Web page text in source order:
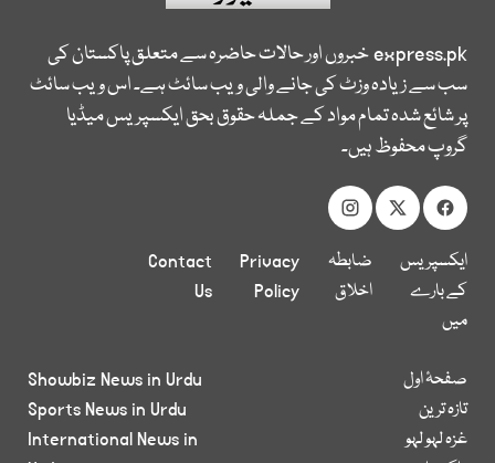
express.pkخبروں اور حالات حاضرہ سے متعلق پاکستان کی
سب سے زیادہ وزٹ کی جانے والی ویب سائٹ ہے۔ اس ویب سائٹ
پر شائع شدہ تمام مواد کے جملہ حقوق بحق ایکسپریس میڈیا
گروپ محفوظ ہیں۔
ایکسپریس
کے بارے
میں
ضابطہ
اخلاق
Privacy
Policy
Contact
Us
صفحۂ اول
تازہ ترین
غزہ لہو لہو
Showbiz News in Urdu
Sports News in Urdu
International News in